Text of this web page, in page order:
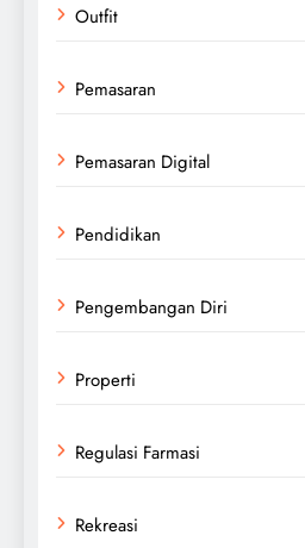
Outfit
Pemasaran
Pemasaran Digital
Pendidikan
Pengembangan Diri
Properti
Regulasi Farmasi
Rekreasi